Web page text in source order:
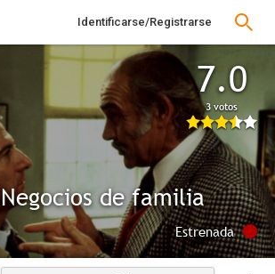
Identificarse/Registrarse
7.0
3 votos
Negocios de familia
Estrenada